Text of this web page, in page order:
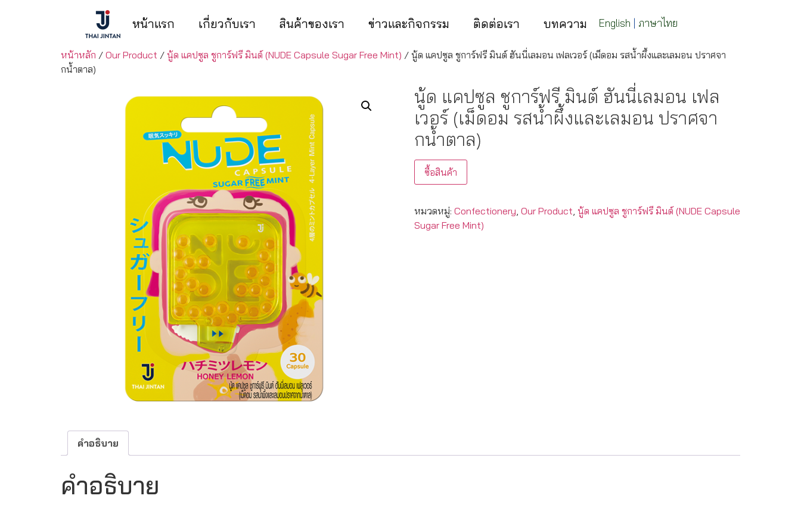
หน้าแรก เกี่ยวกับเรา สินค้าของเรา ข่าวและกิจกรรม ติดต่อเรา บทความ English | ภาษาไทย
หน้าหลัก / Our Product / นู้ด แคปซูล ชูการ์ฟรี มินต์ (NUDE Capsule Sugar Free Mint) / นู้ด แคปซูล ชูการ์ฟรี มินต์ ฮันนี่เลมอน เฟลเวอร์ (เม็ดอม รสน้ําผึ้งและเลมอน ปราศจา
กน้ําตาล)
นู้ด แคปซูล ชูการ์ฟรี มินต์ ฮันนี่เลมอน เฟล
เวอร์ (เม็ดอม รสน้ําผึ้งและเลมอน ปราศจา
กน้ําตาล)
ซื้อสินค้า
หมวดหมู่: Confectionery, Our Product, นู้ด แคปซูล ชูการ์ฟรี มินต์ (NUDE Capsule
Sugar Free Mint)
คำอธิบาย
คำอธิบาย